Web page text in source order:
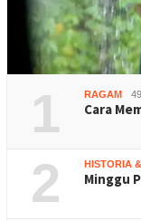
1 RAGAM
Cara
2 HISTORIA
Minggu